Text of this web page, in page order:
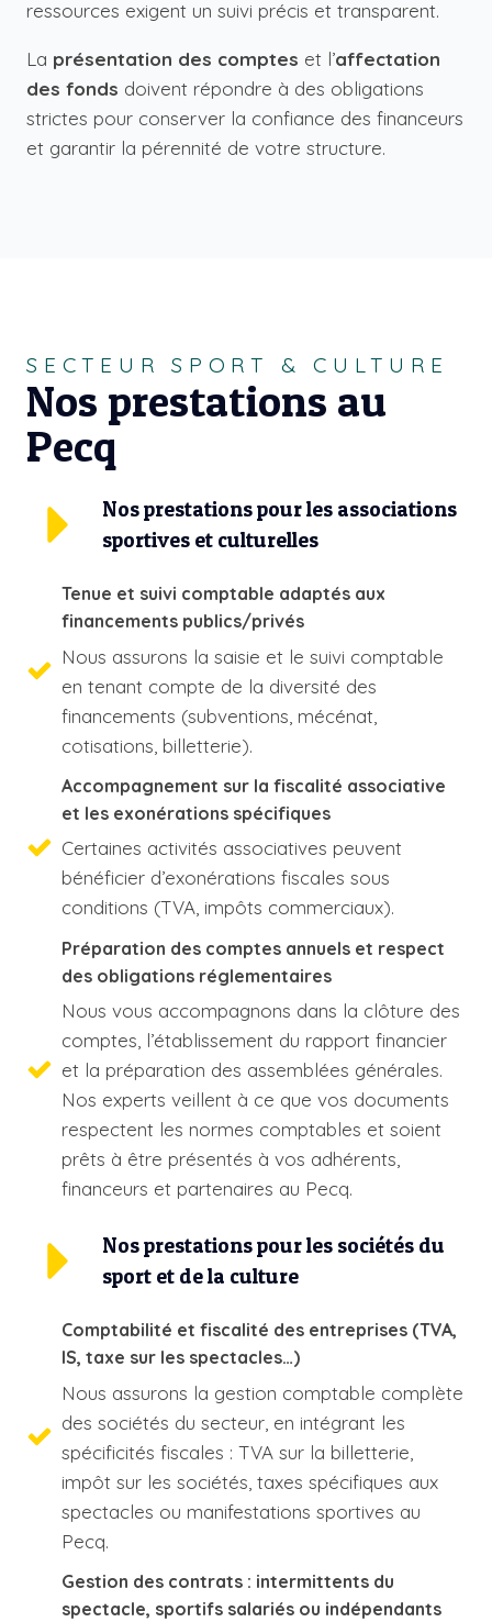
ressources exigent un suivi précis et transparent.
La présentation des comptes et l’affectation
des fonds doivent répondre à des obligations
strictes pour conserver la confiance des financeurs
et garantir la pérennité de votre structure.
SECTEUR SPORT & CULTURE
Nos prestations au
Pecq
Nos prestations pour les associations
sportives et culturelles
Tenue et suivi comptable adaptés aux
financements publics/privés
Nous assurons la saisie et le suivi comptable
en tenant compte de la diversité des
financements (subventions, mécénat,
cotisations, billetterie).
Accompagnement sur la fiscalité associative
et les exonérations spécifiques
Certaines activités associatives peuvent
bénéficier d’exonérations fiscales sous
conditions (TVA, impôts commerciaux).
Préparation des comptes annuels et respect
des obligations réglementaires
Nous vous accompagnons dans la clôture des
comptes, l’établissement du rapport financier
et la préparation des assemblées générales.
Nos experts veillent à ce que vos documents
respectent les normes comptables et soient
prêts à être présentés à vos adhérents,
financeurs et partenaires au Pecq.
Nos prestations pour les sociétés du
sport et de la culture
Comptabilité et fiscalité des entreprises (TVA,
IS, taxe sur les spectacles…)
Nous assurons la gestion comptable complète
des sociétés du secteur, en intégrant les
spécificités fiscales : TVA sur la billetterie,
impôt sur les sociétés, taxes spécifiques aux
spectacles ou manifestations sportives au
Pecq.
Gestion des contrats : intermittents du
spectacle, sportifs salariés ou indépendants